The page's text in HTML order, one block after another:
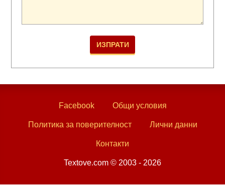
Facebook Общи условия
Политика за поверителност Лични данни
Контакти
Textove.com © 2003 - 2026